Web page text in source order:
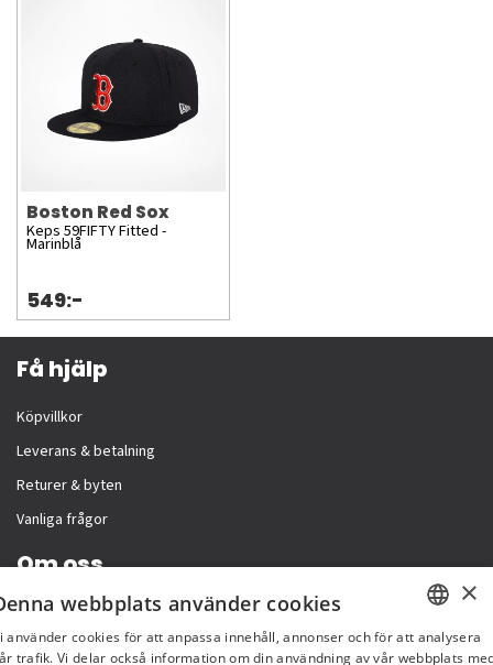
Boston Red Sox
Keps 59FIFTY Fitted -
Marinblå
549:-
Få hjälp
Köpvillkor
Leverans & betalning
Returer & byten
Vanliga frågor
Om oss
Företagsinformation
SWEDISH
×
webbplats använder cookies
använder cookies för att anpassa innehåll, annonser och för att analysera
trafik. Vi delar också information om din användning av vår webbplats